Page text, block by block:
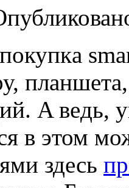
A вeдь,
в этом
здесь